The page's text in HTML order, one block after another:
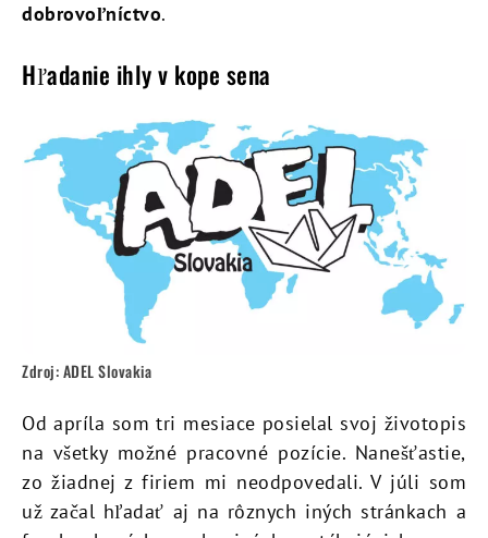
dobrovoľníctvo.
Hľadanie ihly v kope sena
Zdroj: ADEL Slovakia
Od apríla som tri mesiace posielal svoj životopis
na všetky možné pracovné pozície. Nanešťastie,
zo žiadnej z firiem mi neodpovedali. V júli som
už začal hľadať aj na rôznych iných stránkach a